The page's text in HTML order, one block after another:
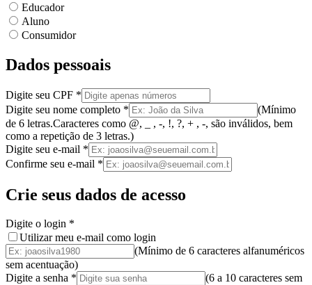
Educador
Aluno
Consumidor
Dados pessoais
Digite seu CPF *
Digite seu nome completo * (Mínimo
de 6 letras.Caracteres como @, _ , -, !, ?, + , -, são inválidos, bem
como a repetição de 3 letras.)
Digite seu e-mail *
Confirme seu e-mail *
Crie seus dados de acesso
Digite o login *
Utilizar meu e-mail como login
(Mínimo de 6 caracteres alfanuméricos
sem acentuação)
Digite a senha * (6 a 10 caracteres sem